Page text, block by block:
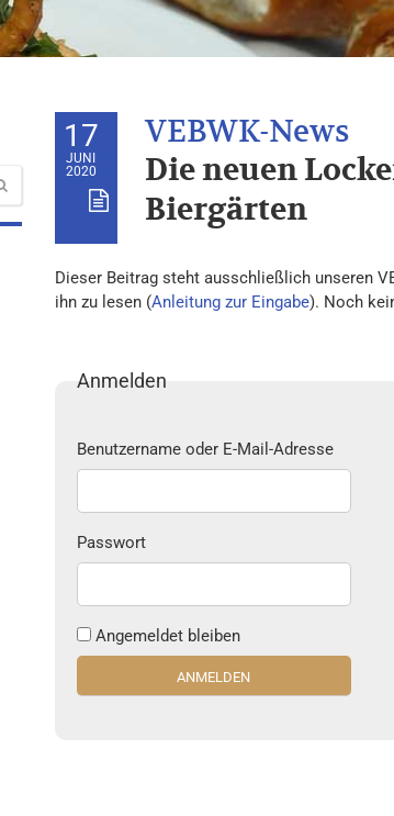
17
JUNI
2020
Die neuen
Biergärten
Dieser Beitrag steht ausschließlich unseren
ihn zu lesen (Anleitung zur Eingabe). Noch
Anmelden
Benutzername oder E-Mail-Adresse
Passwort
Angemeldet bleiben